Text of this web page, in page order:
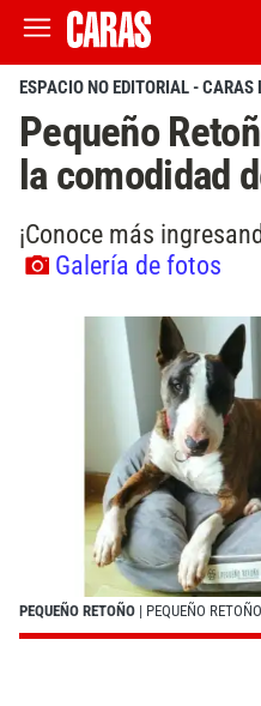
ESPACIO NO EDITORIAL - CARAS
Pequeño
la comodidad
¡Conoce más
Galería de fotos
PEQUEÑO RETOÑO | PEQUEÑO RETOÑO